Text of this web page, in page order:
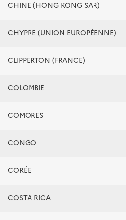
CHINE (HONG KONG SAR)
CHYPRE (UNION EUROPÉENNE)
CLIPPERTON (FRANCE)
COLOMBIE
COMORES
CONGO
CORÉE
COSTA RICA